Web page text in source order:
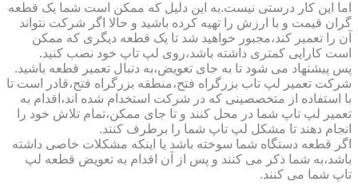
اما این کار درستی نیست.به این دلیل که ممکن است شما یک قطعه
گران قیمت و با ارزش را تهیه کرده باشید و حالا اگر شرکت نتواند
آن را تعمیر کند،مجبور خواهید شد تا یک قطعه دیگری که ممکن
است کارایی کمتری داشته باشد،روی لپ تاپ خود نصب کنید.
پس پیشنهاد می شود تا به جای تعویض،به دنبال تعمیر قطعه باشید.
شرکت تعمیر لپ تاب بزرگراه فتح،منطقه بزرگراه فتح،قادر است تا
با استفاده از متخصصینی که در شرکت استخدام شده اند،اقدام به
تعمیر لپ تاپ شما در محل کنند و تا جای ممکن،تمام تلاش خود را
انجام دهند تا مشکل لپ تاپ شما را برطرف کنند.
اگر قطعه دستگاه شما سوخته باشد یا اینکه مشکلات خاصی داشته
باشد،به شما ذکر می کنند و پس از آن اقدام به تعویض قطعه لپ
تاپ شما می کنند.